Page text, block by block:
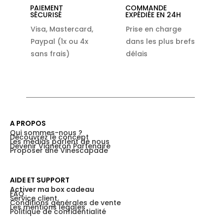
PAIEMENT
SÉCURISÉ
Visa, Mastercard,
Paypal (1x ou 4x
sans frais)
COMMANDE
EXPÉDIÉE EN 24H
Prise en charge
dans les plus brefs
délais
AIDE ET SUPPORT
Activer ma box cadeau
FAQ
Service client
Conditions générales de vente
Les mentions légales
Politique de confidentialité
A PROPOS
Qui sommes-nous ?
Découvrez le concept
Les médias parlent de nous
Devenir Vigneron Partenaire
Proposer une Vinescapade